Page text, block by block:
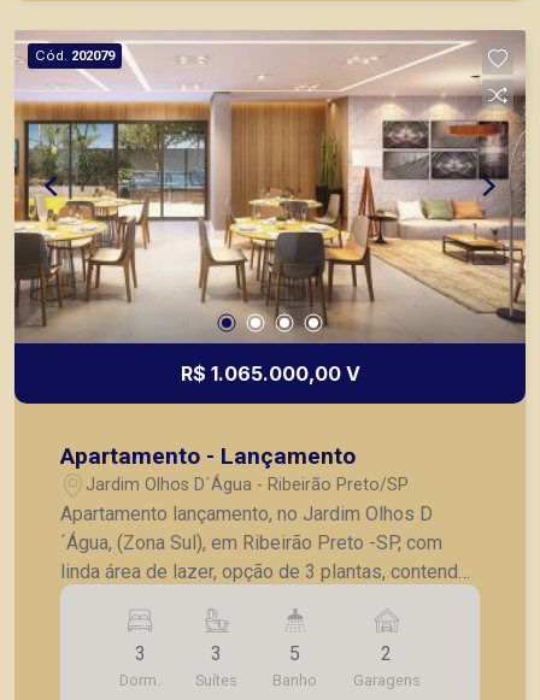
Cód. 202079
R$ 1.065.000,00 V
Apartamento - Lançamento
Jardim Olhos D´Água - Ribeirão Preto/SP
Apartamento lançamento, no Jardim Olhos D
´Água, (Zona Sul), em Ribeirão Preto -SP, com
linda área de lazer, opção de 3 plantas, contendo:
- 3 suítes; - Sala 2 ambientes; - Lavabo; -
Cozinha; - Lavanderia; - Varanda gourmet; - Laje
técnica; - 2 vagas de garagem. - Fotos do
decorado. * Entrega prevista para Fevereiro de
3
Dorm.
3
Suítes
5
Banho
2
Garagens